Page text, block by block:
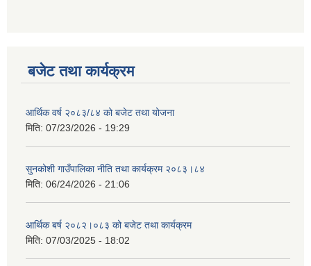
बजेट तथा कार्यक्रम
आर्थिक वर्ष २०८३/८४ को बजेट तथा योजना
मिति: 07/23/2026 - 19:29
सुनकोशी गाउँपालिका नीति तथा कार्यक्रम २०८३।८४
मिति: 06/24/2026 - 21:06
आर्थिक बर्ष २०८२।०८३ को बजेट तथा कार्यक्रम
मिति: 07/03/2025 - 18:02